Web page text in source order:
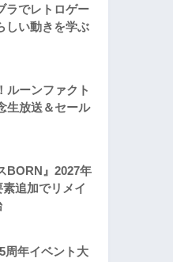
ラでレトロゲー
しい動きを学ぶ
ルーンファクト
生放送＆セール
BORN』2027年
追加でリメイ
周年イベント大